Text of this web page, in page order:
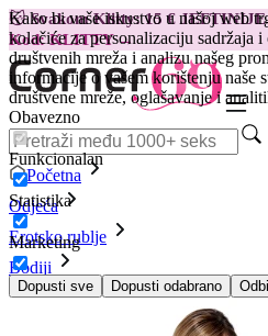
Kako bi vaše iskustvo u našoj web
kolačiće za personalizaciju sadržaja
društvenih mreža i analizu našeg
informacije o vašem korištenju naše
društvene mreže, oglašavanje i
Obavezno
Funkcionalan
Statistika
Marketing
Dopusti sve Dopusti odabrano
😽Svakom Klitty: 15 € JEFTINIJE
Kod: KLITTY →
Početna
Odjeća
Erotsko rublje
Bodiji
Bodi Obsessive- Moketta, S/M